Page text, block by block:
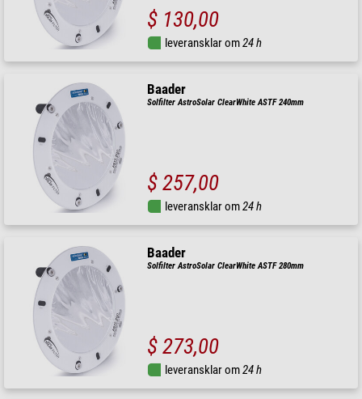
$ 130,00
leveransklar om24 h
Baader
Solfilter AstroSolar ClearWhite ASTF 240mm
$ 257,00
leveransklar om24 h
Baader
Solfilter AstroSolar ClearWhite ASTF 280mm
$ 273,00
leveransklar om24 h